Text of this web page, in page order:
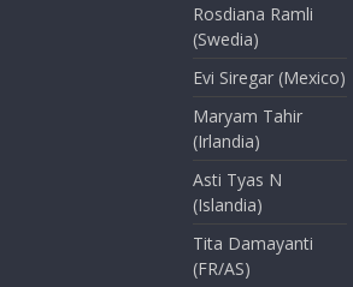
Rosdiana Ramli
(Swedia)
Evi Siregar (Mexico)
Maryam Tahir
(Irlandia)
Asti Tyas N
(Islandia)
Tita Damayanti
(FR/AS)